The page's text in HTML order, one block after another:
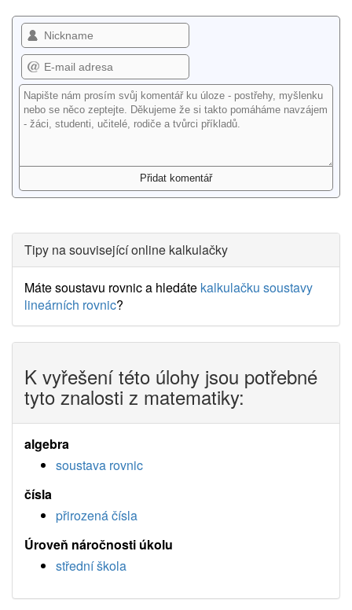
Tipy na související online kalkulačky
Máte soustavu rovnic a hledáte kalkulačku soustavy
lineárních rovnic?
K vyřešení této úlohy jsou potřebné
tyto znalosti z matematiky:
algebra
soustava rovnic
čísla
přirozená čísla
Úroveň náročnosti úkolu
střední škola